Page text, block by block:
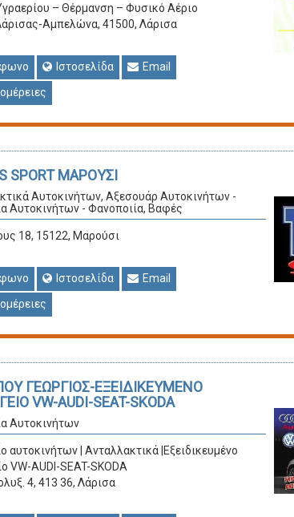
– Θέρμανση – Φυσικό Αέριο
Αμπελώνα, 41500, Λάρισα
Ιστοσελίδα
Email
SPORT ΜΑΡΟΥΣΙ
Αυτοκινήτων, Αξεσουάρ Αυτοκινήτων -
Αυτοκινήτων - Φανοποιία, Βαφές
18, 15122, Μαρούσι
Ιστοσελίδα
Email
ΓΕΩΡΓΙΟΣ-ΕΞΕΙΔΙΚΕΥΜΕΝΟ
VW-AUDI-SEAT-SKODA
Αυτοκινήτων
αυτοκινήτων | Ανταλλακτικά |Εξειδικευμένο
VW-AUDI-SEAT-SKODA
4, 413 36, Λάρισα